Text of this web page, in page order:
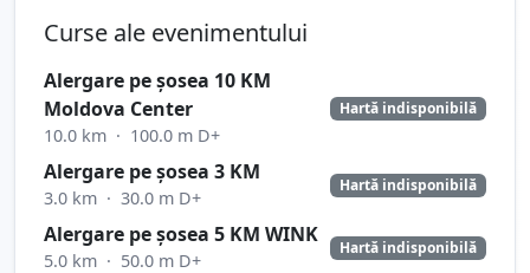
Curse ale evenimentului
Alergare pe șosea 10 KM
Moldova Center
10.0 km · 100.0 m D+
Hartă indisponibilă
Alergare pe șosea 3 KM
3.0 km · 30.0 m D+
Hartă indisponibilă
Alergare pe șosea 5 KM WINK
5.0 km · 50.0 m D+
Hartă indisponibilă